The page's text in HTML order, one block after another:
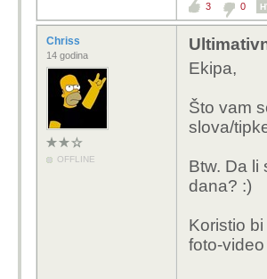
Ili ići
intel-
Što
3 0
Chriss
14 godina
OFFLINE
Ekipa,
Što vam
slova/
Btw. Da li
dana? :)
Koristio
foto-